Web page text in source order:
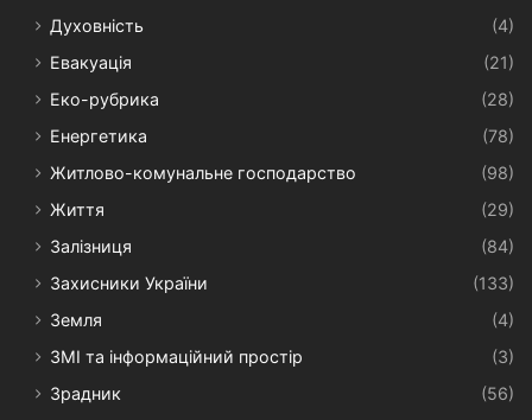
Духовність
(4)
Евакуація
(21)
Еко-рубрика
(28)
Енергетика
(78)
Житлово-комунальне господарство
(98)
Життя
(29)
Залізниця
(84)
Захисники України
(133)
Земля
(4)
ЗМІ та інформаційний простір
(3)
Зрадник
(56)